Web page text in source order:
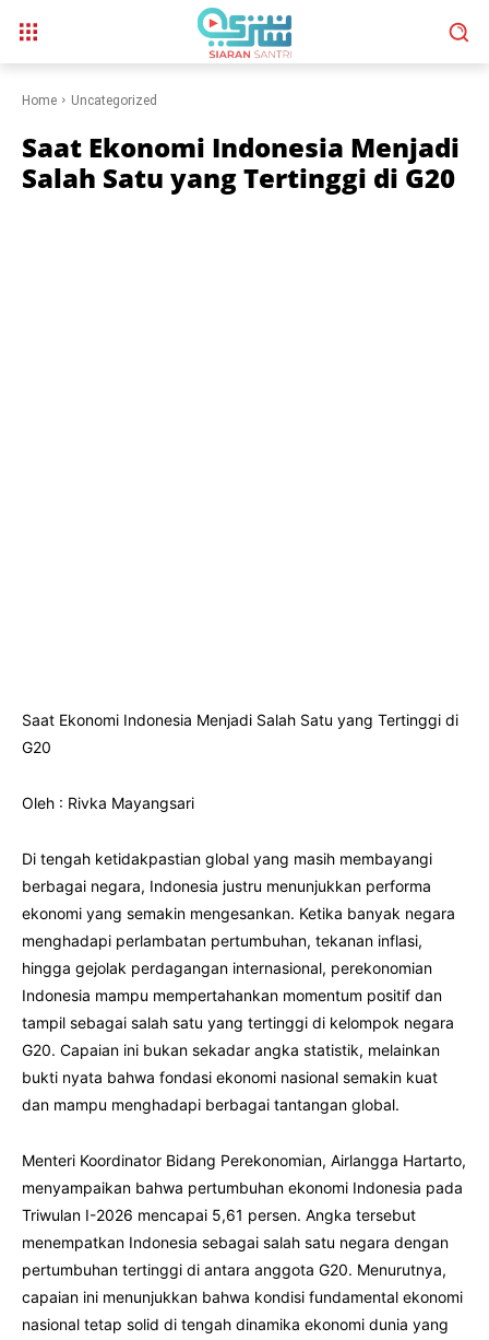
Home Uncategorized
Saat Ekonomi Indonesia Menjadi
Salah Satu yang Tertinggi di G20
Saat Ekonomi Indonesia Menjadi Salah Satu yang Tertinggi di
G20
Oleh : Rivka Mayangsari
Di tengah ketidakpastian global yang masih membayangi
berbagai negara, Indonesia justru menunjukkan performa
ekonomi yang semakin mengesankan. Ketika banyak negara
menghadapi perlambatan pertumbuhan, tekanan inflasi,
hingga gejolak perdagangan internasional, perekonomian
Indonesia mampu mempertahankan momentum positif dan
tampil sebagai salah satu yang tertinggi di kelompok negara
G20. Capaian ini bukan sekadar angka statistik, melainkan
bukti nyata bahwa fondasi ekonomi nasional semakin kuat
dan mampu menghadapi berbagai tantangan global.
Menteri Koordinator Bidang Perekonomian, Airlangga Hartarto,
menyampaikan bahwa pertumbuhan ekonomi Indonesia pada
Triwulan I-2026 mencapai 5,61 persen. Angka tersebut
menempatkan Indonesia sebagai salah satu negara dengan
pertumbuhan tertinggi di antara anggota G20. Menurutnya,
capaian ini menunjukkan bahwa kondisi fundamental ekonomi
nasional tetap solid di tengah dinamika ekonomi dunia yang